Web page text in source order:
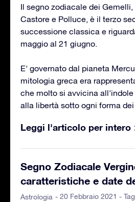
Il segno zodiacale dei
Castore e Polluce, è il terzo
successione classica e
maggio al 21 giugno.
E' governato dal pianeta
mitologia greca era
che molto si avvicina
alla libertà sotto ogni forma
Leggi l'articolo per intero
Segno Zodiacale
caratteristiche e date
Astrologia - 20 Febbraio 2021 -